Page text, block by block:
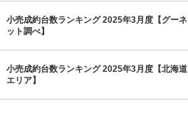
小売成約台数ランキング 2025年3月度【グーネ
ット調べ】
小売成約台数ランキング 2025年3月度【北海道
エリア】